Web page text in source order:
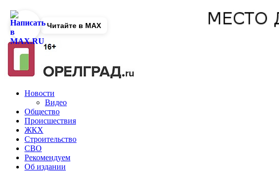
Новости
Видео
Общество
Происшествия
ЖКХ
Строительство
СВО
Рекомендуем
Об издании
Читайте в MAX